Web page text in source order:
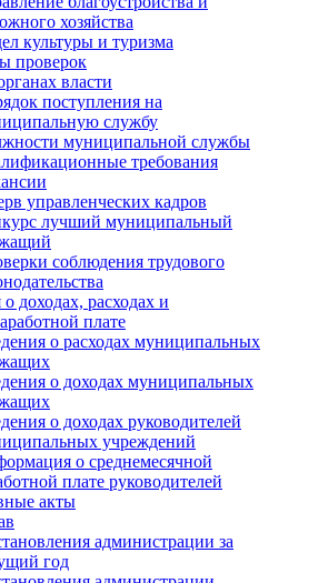
хозяйства
культуры и туризма
проверок
власти
поступления на
службу
муниципальной службы
требования
управленческих кадров
лучший муниципальный
соблюдения трудового
доходах, расходах и
плате
о расходах муниципальных
о доходах муниципальных
о доходах руководителей
учреждений
о среднемесячной
плате руководителей
акты
администрации за
год